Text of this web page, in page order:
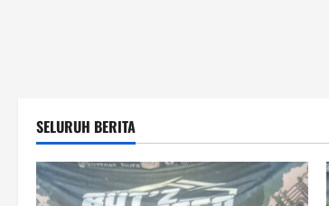
SELURUH BERITA